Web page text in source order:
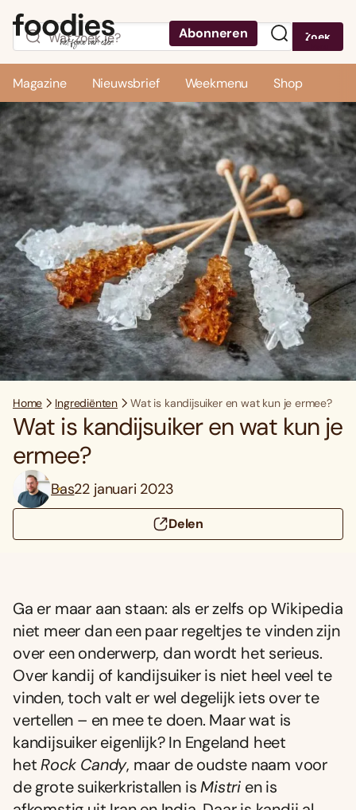
Abonneren Zoek
Magazine Nieuwsbrief Weekmenu Shop
Home Ingrediënten Wat is kandijsuiker en wat kun je ermee?
Wat is kandijsuiker en wat kun je
ermee?
Bas22 januari 2023
Delen
Ga er maar aan staan: als er zelfs op Wikipedia
niet meer dan een paar regeltjes te vinden zijn
over een onderwerp, dan wordt het serieus.
Over kandij of kandijsuiker is niet heel veel te
vinden, toch valt er wel degelijk iets over te
vertellen – en mee te doen. Maar wat is
kandijsuiker eigenlijk? In Engeland heet
hetRock Candy, maar de oudste naam voor
de grote suikerkristallen isMistri en is